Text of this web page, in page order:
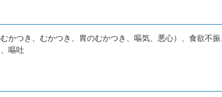
かつき、むかつき、胃のむかつき、嘔気、悪心）、食欲不
嘔吐